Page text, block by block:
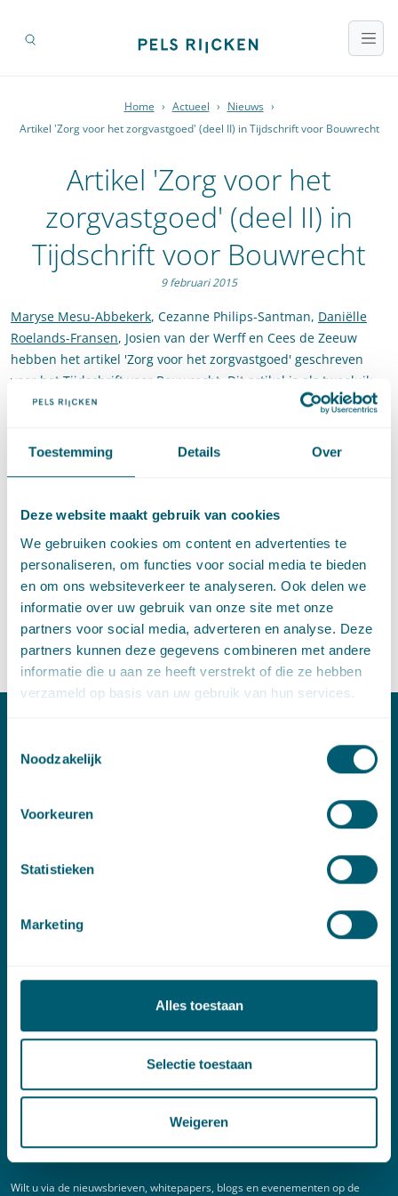
Toestemming Details Over
Deze website maakt gebruik van cookies
We gebruiken cookies om content en advertenties te
personaliseren, om functies voor social media te bieden
en om ons websiteverkeer te analyseren. Ook delen we
informatie over uw gebruik van onze site met onze
partners voor social media, adverteren en analyse. Deze
partners kunnen deze gegevens combineren met andere
informatie die u aan ze heeft verstrekt of die ze hebben
verzameld op basis van uw gebruik van hun services.
Noodzakelijk
Voorkeuren
Statistieken
Marketing
Alles toestaan
Selectie toestaan
Weigeren
Home › Actueel › Nieuws ›
Artikel 'Zorg voor het zorgvastgoed' (deel II) in Tijdschrift voor Bouwrecht
Artikel 'Zorg voor het
zorgvastgoed' (deel II) in
Tijdschrift voor Bouwrecht
9 februari 2015
Maryse Mesu-Abbekerk, Cezanne Philips-Santman, Daniëlle
Roelands-Fransen, Josien van der Werff en Cees de Zeeuw
hebben het artikel 'Zorg voor het zorgvastgoed' geschreven
voor het Tijdschrift voor Bouwrecht. Dit artikel is als tweeluik
verschenen en gaat over de gevolgen van extramuralisatie
editie van deze maand staatdeel II
In dit deel worden de specifieke aspecten van de
de consequenties voor lopende huurovereenkomsten
toegelicht. Ook wordt aandacht besteed aan transformatie, dat
uitkomst kan bieden bij (dreigende) leegstand van het
zorgvastgoed. Na een korte uitstap richting de mogelijkheden
omtrent huisvesting voor mantelzorg, wordt afgesloten met
een korte beschouwing over de gevolgen van extramuralisatie
voor de financiering van zorgvastgoed.
Contact
E:info@pelsrijcken.nl
2594 AC Den Haag
Nieuwsbrief
Wilt u via de nieuwsbrieven, whitepapers, blogs en evenementen op de